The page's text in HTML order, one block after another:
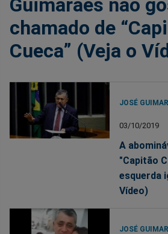
Guimarães não
chamado de
Cueca” (Veja o
JOSÉ
03/10/2019
A
"Capitão
esquerda
Vídeo)
JOSÉ